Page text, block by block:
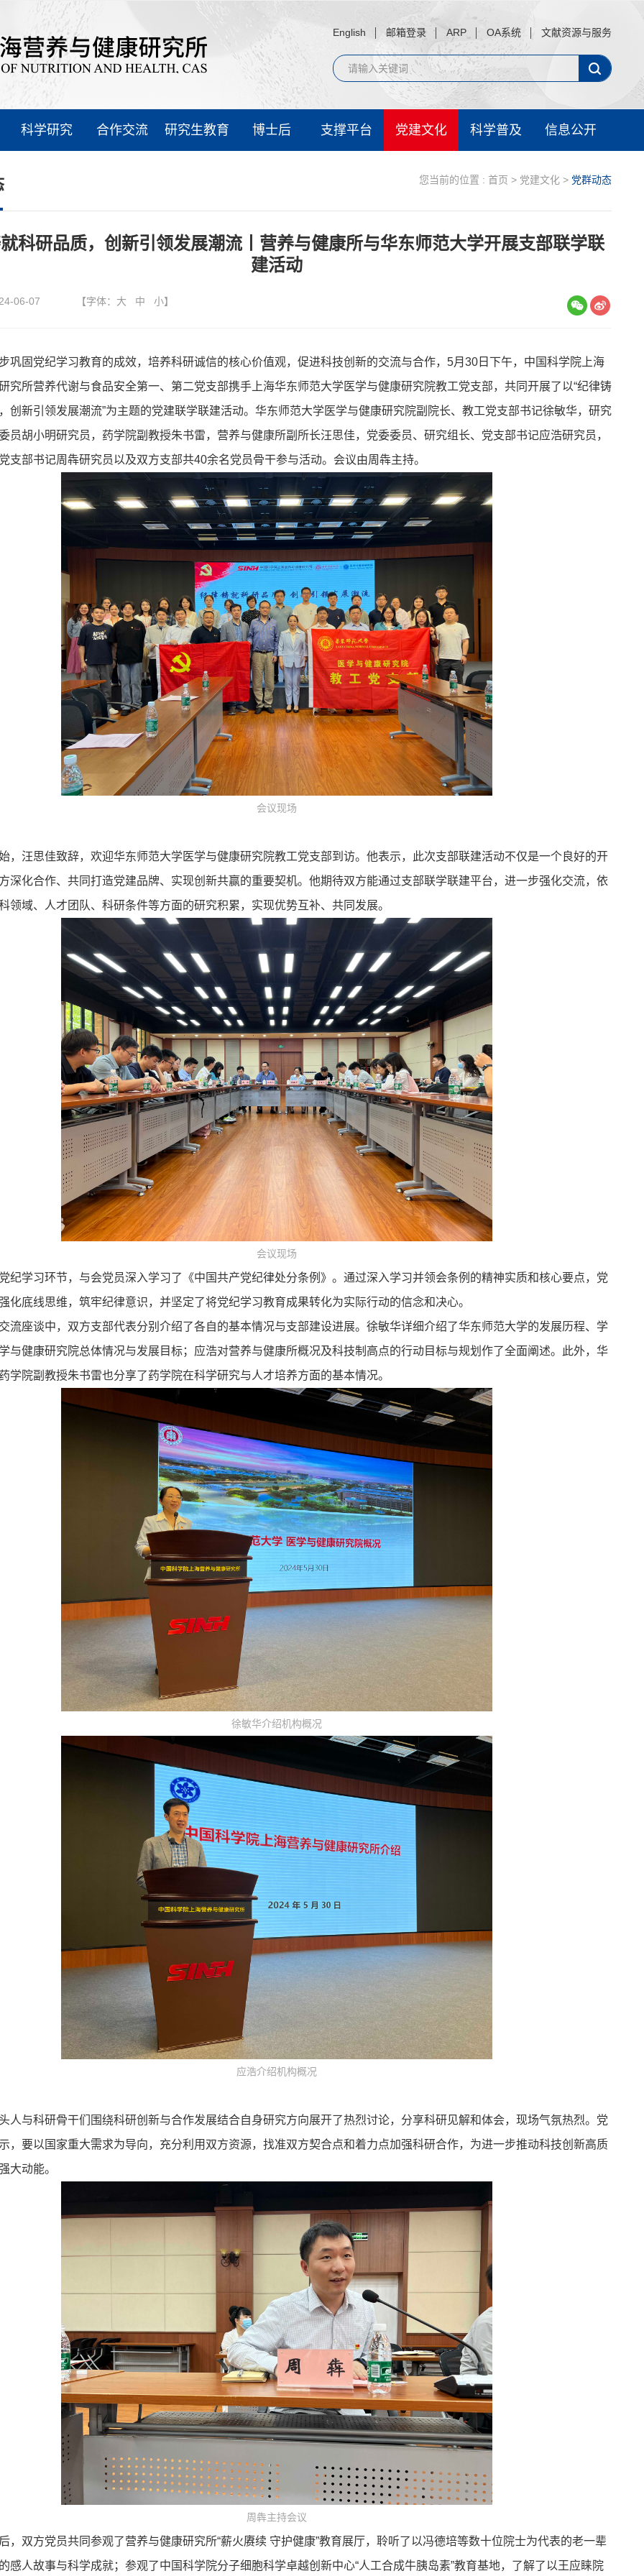
English 邮箱登录 ARP OA系统 文献资源与服务
科学研究 合作交流 研究生教育 博士后 支撑平台 党建文化 科学普及 信息公开
您当前的位置 : 首页 > 党建文化 > 党群动态
科研品质，创新引领发展潮流丨营养与健康所与华东师范大学开展支部联学联
建活动
06-07 【字体： 大 中 小】
巩固党纪学习教育的成效，培养科研诚信的核心价值观，促进科技创新的交流与合作，5月30日下午，中国科学院上海
究所营养代谢与食品安全第一、第二党支部携手上海华东师范大学医学与健康研究院教工党支部，共同开展了以“纪律铸
创新引领发展潮流”为主题的党建联学联建活动。华东师范大学医学与健康研究院副院长、教工党支部书记徐敏华，研究
员胡小明研究员，药学院副教授朱书雷，营养与健康所副所长汪思佳，党委委员、研究组长、党支部书记应浩研究员，
支部书记周犇研究员以及双方支部共40余名党员骨干参与活动。会议由周犇主持。
会议现场
，汪思佳致辞，欢迎华东师范大学医学与健康研究院教工党支部到访。他表示，此次支部联建活动不仅是一个良好的开
深化合作、共同打造党建品牌、实现创新共赢的重要契机。他期待双方能通过支部联学联建平台，进一步强化交流，依
领域、人才团队、科研条件等方面的研究积累，实现优势互补、共同发展。
会议现场
纪学习环节，与会党员深入学习了《中国共产党纪律处分条例》。通过深入学习并领会条例的精神实质和核心要点，党
化底线思维，筑牢纪律意识，并坚定了将党纪学习教育成果转化为实际行动的信念和决心。
流座谈中，双方支部代表分别介绍了各自的基本情况与支部建设进展。徐敏华详细介绍了华东师范大学的发展历程、学
与健康研究院总体情况与发展目标；应浩对营养与健康所概况及科技制高点的行动目标与规划作了全面阐述。此外，华
学院副教授朱书雷也分享了药学院在科学研究与人才培养方面的基本情况。
徐敏华介绍机构概况
应浩介绍机构概况
人与科研骨干们围绕科研创新与合作发展结合自身研究方向展开了热烈讨论，分享科研见解和体会，现场气氛热烈。党
，要以国家重大需求为导向，充分利用双方资源，找准双方契合点和着力点加强科研合作，为进一步推动科技创新高质
大动能。
周犇主持会议
，双方党员共同参观了营养与健康研究所“薪火赓续 守护健康”教育展厅，聆听了以冯德培等数十位院士为代表的老一辈
感人故事与科学成就；参观了中国科学院分子细胞科学卓越创新中心“人工合成牛胰岛素”教育基地，了解了以王应睐院